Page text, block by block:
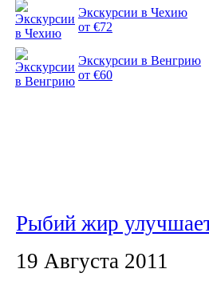
Экскурсии в Чехию
от €72
Экскурсии в Венгрию
от €60
Рыбий жир
19 Августа 2011